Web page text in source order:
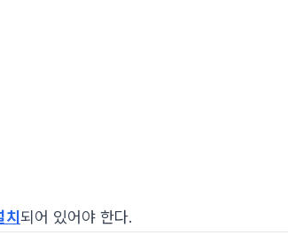
되어 있어야 한다.